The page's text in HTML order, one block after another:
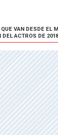
VAN DESDE EL
DEL ACTROS DE